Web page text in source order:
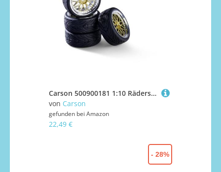
Carson 500900181 1:10 Räderset Y-Design1 (4) Gold/Chrom - Modellbauzubehör, Ersatzteil, Tuning, Reifen, Reifenset
von Carson
gefunden bei Amazon
22,49 €
- 28%